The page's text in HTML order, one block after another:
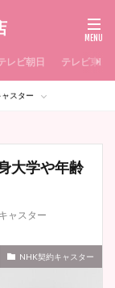
レビ朝日 テレビ東京
スター
大学や年齢
ャスター
NHK契約キャスター